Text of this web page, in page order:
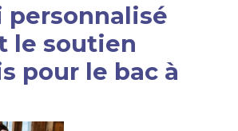
personnalisé
le soutien
pour le bac à